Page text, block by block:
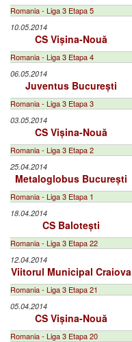
Romania - Liga 3 Etapa 5
10.05.2014
CS Vișina-Nouă
Romania - Liga 3 Etapa 4
06.05.2014
Juventus București
Romania - Liga 3 Etapa 3
03.05.2014
CS Vișina-Nouă
Romania - Liga 3 Etapa 2
25.04.2014
Metaloglobus București
Romania - Liga 3 Etapa 1
18.04.2014
CS Balotești
Romania - Liga 3 Etapa 22
12.04.2014
Viitorul Municipal Craiova
Romania - Liga 3 Etapa 21
05.04.2014
CS Vișina-Nouă
Romania - Liga 3 Etapa 20